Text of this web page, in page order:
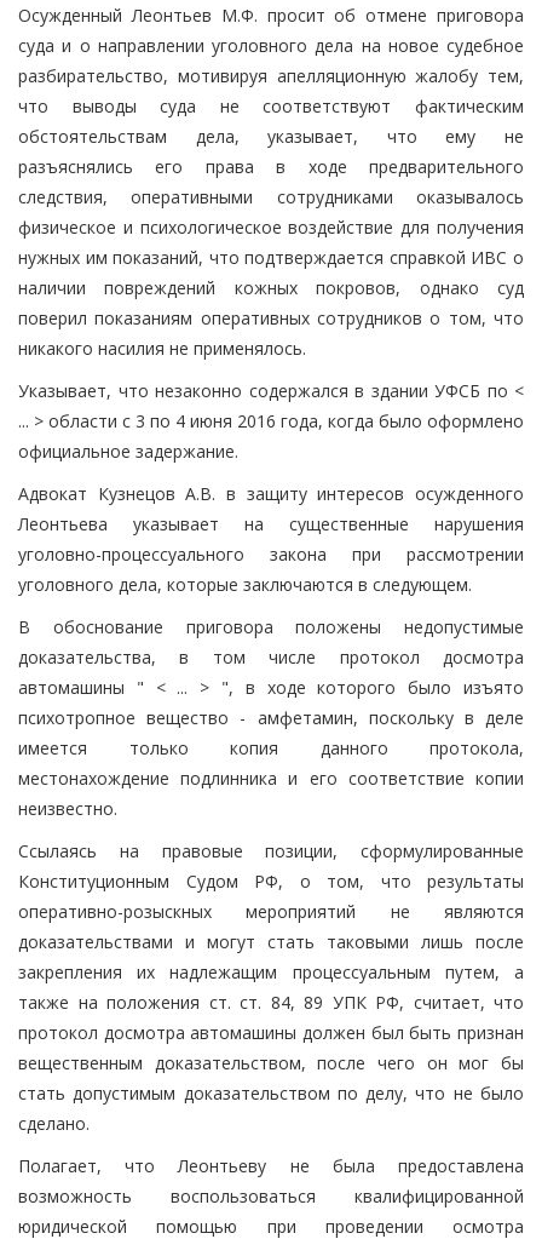
Осужденный Леонтьев М.Ф. просит об отмене приговора
суда и о направлении уголовного дела на новое судебное
разбирательство, мотивируя апелляционную жалобу тем,
что выводы суда не соответствуют фактическим
обстоятельствам дела, указывает, что ему не
разъяснялись его права в ходе предварительного
следствия, оперативными сотрудниками оказывалось
физическое и психологическое воздействие для получения
нужных им показаний, что подтверждается справкой ИВС о
наличии повреждений кожных покровов, однако суд
поверил показаниям оперативных сотрудников о том, что
никакого насилия не применялось.
Указывает, что незаконно содержался в здании УФСБ по <
... > области с 3 по 4 июня 2016 года, когда было оформлено
официальное задержание.
Адвокат Кузнецов А.В. в защиту интересов осужденного
Леонтьева указывает на существенные нарушения
уголовно-процессуального закона при рассмотрении
уголовного дела, которые заключаются в следующем.
В обоснование приговора положены недопустимые
доказательства, в том числе протокол досмотра
автомашины " < ... > ", в ходе которого было изъято
психотропное вещество - амфетамин, поскольку в деле
имеется только копия данного протокола,
местонахождение подлинника и его соответствие копии
неизвестно.
Ссылаясь на правовые позиции, сформулированные
Конституционным Судом РФ, о том, что результаты
оперативно-розыскных мероприятий не являются
доказательствами и могут стать таковыми лишь после
закрепления их надлежащим процессуальным путем, а
также на положения ст. ст. 84, 89 УПК РФ, считает, что
протокол досмотра автомашины должен был быть признан
вещественным доказательством, после чего он мог бы
стать допустимым доказательством по делу, что не было
сделано.
Полагает, что Леонтьеву не была предоставлена
возможность воспользоваться квалифицированной
юридической помощью при проведении осмотра